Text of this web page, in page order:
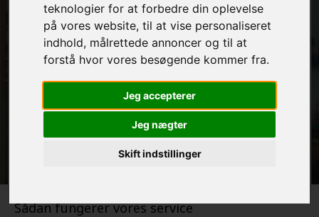
teknologier for at forbedre din oplevelse
på vores website, til at vise personaliseret
indhold, målrettede annoncer og til at
forstå hvor vores besøgende kommer fra.
Jeg accepterer
Jeg nægter
Skift indstillinger
Sådan fungerer vores service
MALEROPGAVER - UDVENDIGT:
FRAFLYTNINGSPAKKE:
Beregn Prisen - Gratis